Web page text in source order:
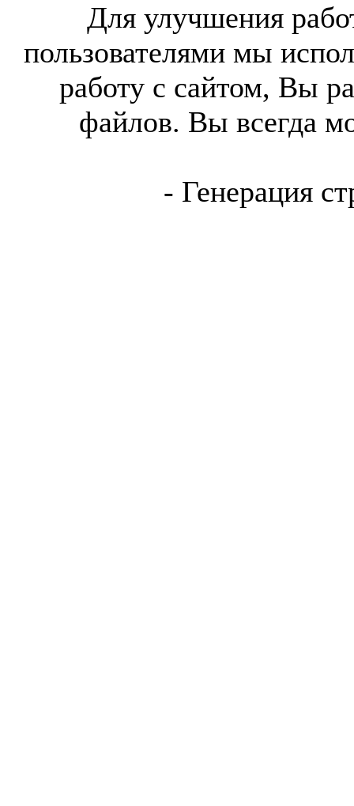
Для улучшения
пользователями мы
работу с сайтом, Вы
файлов. Вы всегда
- Генерация